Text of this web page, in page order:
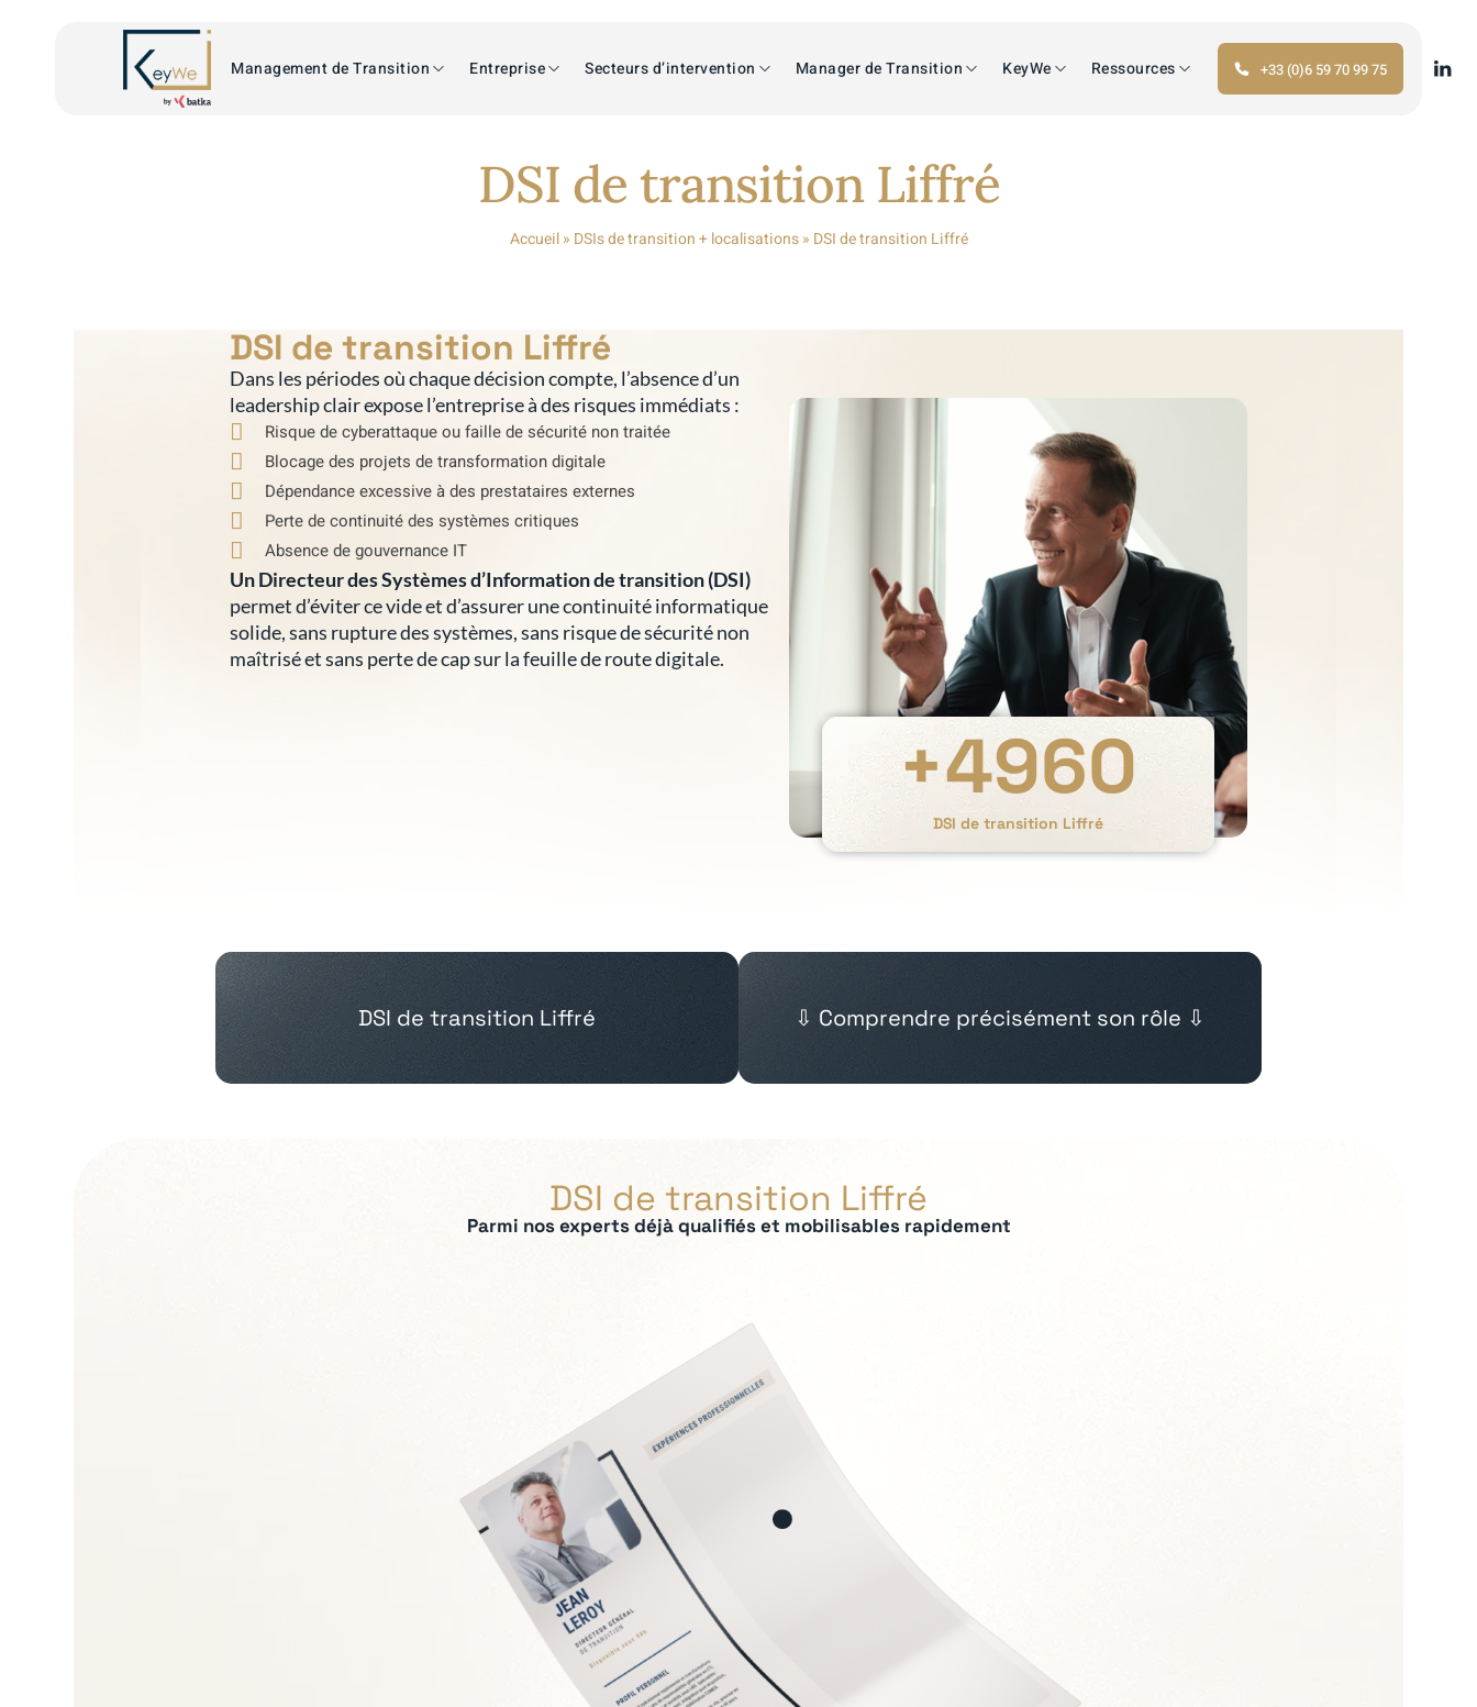
Management de Transition Entreprise Secteurs d’intervention Manager de Transition KeyWe Ressources +33 (0)6 59 70 99 75
DSI de transition Liffré
Accueil» DSIs de transition + localisations» DSI de transition Liffré
DSI de transition Liffré
Dans les périodes où chaque décision compte, l’absence d’un
leadership clair expose l’entreprise à des risques immédiats :
Risque de cyberattaque ou faille de sécurité non traitée
Blocage des projets de transformation digitale
Dépendance excessive à des prestataires externes
Perte de continuité des systèmes critiques
Absence de gouvernance IT
Un Directeur des Systèmes d’Information de transition (DSI)
permet d’éviter ce vide et d’assurer une continuité informatique
solide, sans rupture des systèmes, sans risque de sécurité non
maîtrisé et sans perte de cap sur la feuille de route digitale.
DSI de transition Liffré
+4960
DSI de transition Liffré ⇩ Comprendre précisément son rôle ⇩
DSI de transition Liffré
Parmi nos experts déjà qualifiés et mobilisables rapidement
Gouvernance IT et pilotage des SI
Cybersécurité et gestion des risques
Transformation digitale
Gestion de projets ERP/CRM
Management des équipes IT
Architecture des systèmes